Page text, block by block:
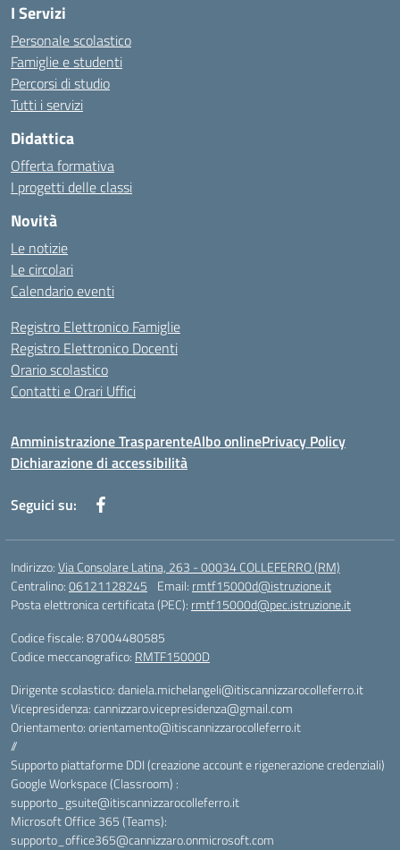
I Servizi
Personale scolastico
Famiglie e studenti
Percorsi di studio
Tutti i servizi
Didattica
Offerta formativa
I progetti delle classi
Novità
Le notizie
Le circolari
Calendario eventi
Registro Elettronico Famiglie
Registro Elettronico Docenti
Orario scolastico
Contatti e Orari Uffici
Amministrazione TrasparenteAlbo onlinePrivacy Policy
Dichiarazione di accessibilità
Seguici su:
Indirizzo:Via Consolare Latina, 263 - 00034 COLLEFERRO (RM)
Centralino:06121128245 Email: rmtf15000d@istruzione.it
Posta elettronica certificata (PEC): rmtf15000d@pec.istruzione.it
Codice fiscale: 87004480585
Codice meccanografico: RMTF15000D
Dirigente scolastico: daniela.michelangeli@itiscannizzarocolleferro.it
Vicepresidenza: cannizzaro.vicepresidenza@gmail.com
Orientamento: orientamento@itiscannizzarocolleferro.it
//
Supporto piattaforme DDI (creazione account e rigenerazione credenziali)
Google Workspace (Classroom) :
supporto_gsuite@itiscannizzarocolleferro.it
Microsoft Office 365 (Teams):
supporto_office365@cannizzaro.onmicrosoft.com